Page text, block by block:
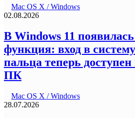
Mac OS X / Windows
02.08.2026
В Windows 11
функция: вход в
пальца теперь
ПК
Mac OS X / Windows
28.07.2026